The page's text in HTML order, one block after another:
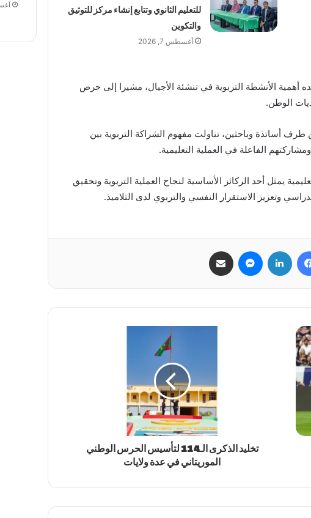
للتعليم الثانوي وتتابع إنشاء مركز للتوثيق
والتكوين
أغسطس 7, 2026
أهمية الأنشطة التربوية في تنشئة الأجيال، مشيرا إلى حرص
الوطن.
أساتذة وباحثين، تناولت مفهوم الشراكة التربوية بين
الفاعلة في العملية التعليمية.
يمثل أحد الركائز الأساسية لنجاح العملية التربوية وتحقيق
وتعزيز الاستقرار النفسي والتربوي لدى التلاميذ.
فيسبوك لينكدإن ماسنجر
تخليد الذكرى الـ114 لتأسيس الحرس الوطني
الموريتاني في عدة ولايات